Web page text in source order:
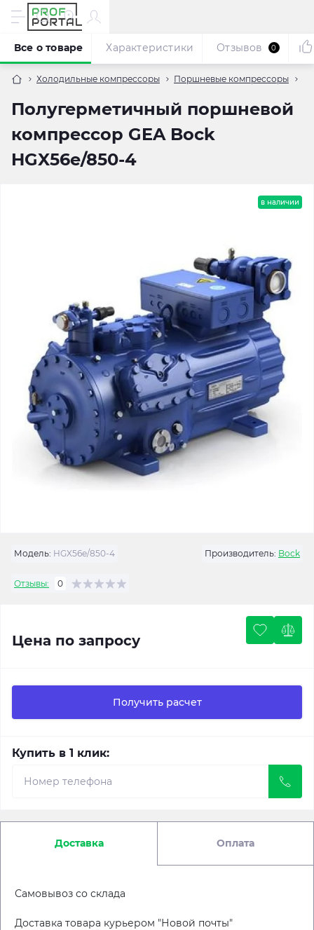
Холодильные компрессоры Поршневые компрессоры
Полугерметичный поршневой
компрессор GEA Bock
HGX56e/850-4
Все о товаре Характеристики Отзывов 0
в наличии
Модель: HGX56e/850-4 Производитель: Bock
Отзывы: 0
Цена по запросу
Получить расчет
Купить в 1 клик:
Доставка Оплата
Самовывоз со склада
Доставка товара курьером "Новой почты"